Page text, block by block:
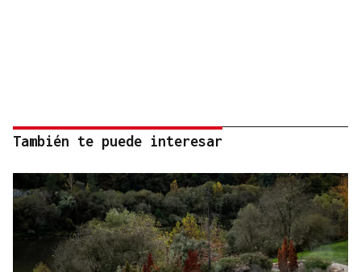
También te puede interesar